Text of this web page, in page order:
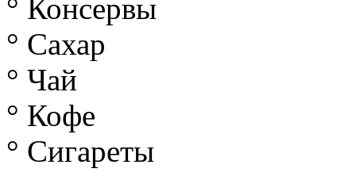
° Консервы
° Сахар
° Чай
° Кофе
° Сигареты